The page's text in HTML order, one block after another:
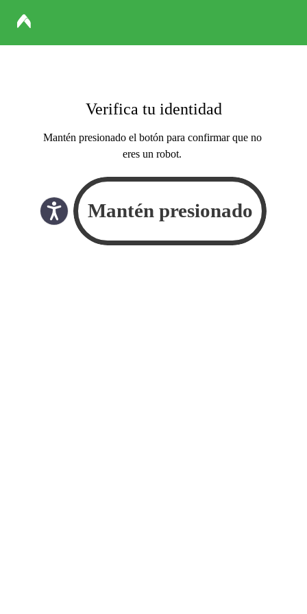
Verifica tu identidad
Mantén presionado el botón para confirmar que no
eres un robot.